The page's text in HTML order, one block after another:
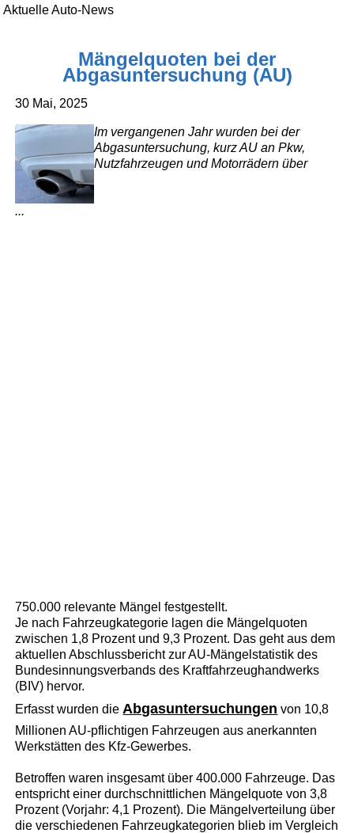
Aktuelle Auto-News
Mängelquoten bei der
Abgasuntersuchung (AU)
30 Mai, 2025
Im vergangenen Jahr wurden bei der
Abgasuntersuchung, kurz AU an Pkw,
Nutzfahrzeugen und Motorrädern über
...
750.000 relevante Mängel festgestellt.
Je nach Fahrzeugkategorie lagen die Mängelquoten
zwischen 1,8 Prozent und 9,3 Prozent. Das geht aus dem
aktuellen Abschlussbericht zur AU-Mängelstatistik des
Bundesinnungsverbands des Kraftfahrzeughandwerks
(BIV) hervor.
Erfasst wurden die Abgasuntersuchungen von 10,8
Millionen AU-pflichtigen Fahrzeugen aus anerkannten
Werkstätten des Kfz-Gewerbes.
Betroffen waren insgesamt über 400.000 Fahrzeuge. Das
entspricht einer durchschnittlichen Mängelquote von 3,8
Prozent (Vorjahr: 4,1 Prozent). Die Mängelverteilung über
die verschiedenen Fahrzeugkategorien blieb im Vergleich